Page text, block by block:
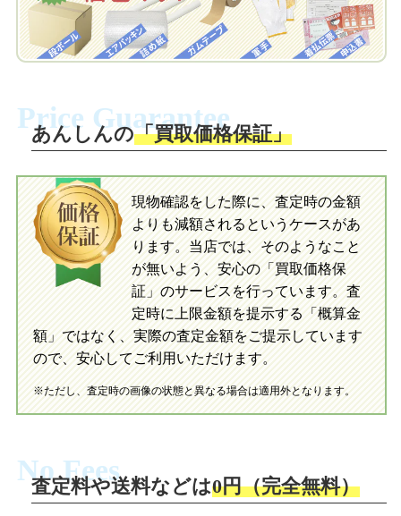
自宅でおもちゃを発送・梱包
梱包キットに同封する発送ガイドの手順
送。当店へ無料で発送いただけます。
入金完了
当店に査定したおもちゃがご到着後、ご
指定の口座に即日入金可能です。
買取の流れ 写真の撮影方法
自宅でおもちゃを発送・梱包
ださい。お電話にて集荷依頼を行い発
送。当店へ無料で発送いただけます。
当店に査定したおもちゃがご到着後、ご
指定の口座に即日入金可能です。
初めての方へ LINE査定の流れ 写真の撮影方法
Price Guarantee
あんしんの「買取価格保証」
現物確認をした際に、査定時の金額
よりも減額されるというケースがあ
ります。当店では、そのようなこと
が無いよう、安心の「買取価格保
証」のサービスを行っています。査
定時に上限金額を提示する「概算金
額」ではなく、実際の査定金額をご提示しています
ので、安心してご利用いただけます。
※ただし、査定時の画像の状態と異なる場合は適用外となります。
No Fees
査定料や送料などは0円（完全無料）